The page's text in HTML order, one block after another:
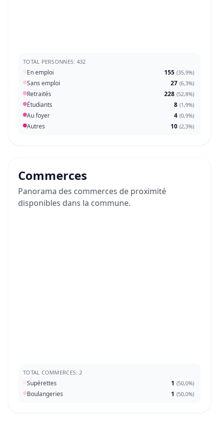
TOTAL PERSONNES: 432
En emploi 155 (35,9%)
Sans emploi 27 (6,3%)
Retraités 228 (52,8%)
Étudiants 8 (1,9%)
Au foyer 4 (0,9%)
Autres 10 (2,3%)
Commerces
Panorama des commerces de proximité
disponibles dans la commune.
TOTAL COMMERCES: 2
Supérettes 1 (50,0%)
Boulangeries 1 (50,0%)